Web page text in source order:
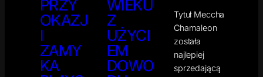
PRZY
OKAZJ
I
ZAMY
KA
WIEKU
Z
UŻYCI
EM
DOWO
Tytuł Meccha
Chamaleon
została
najlepiej
sprzedającą